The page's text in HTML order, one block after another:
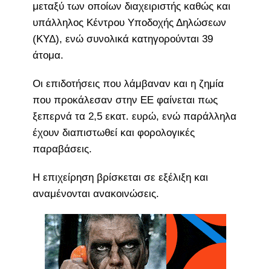
μεταξύ των οποίων διαχειριστής καθώς και
υπάλληλος Κέντρου Υποδοχής Δηλώσεων
(ΚΥΔ), ενώ συνολικά κατηγορούνται 39
άτομα.
Οι επιδοτήσεις που λάμβαναν και η ζημία
που προκάλεσαν στην ΕΕ φαίνεται πως
ξεπερνά τα 2,5 εκατ. ευρώ, ενώ παράλληλα
έχουν διαπιστωθεί και φορολογικές
παραβάσεις.
Η επιχείρηση βρίσκεται σε εξέλιξη και
αναμένονται ανακοινώσεις.